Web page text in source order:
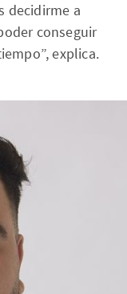
decidirme a
conseguir
explica.